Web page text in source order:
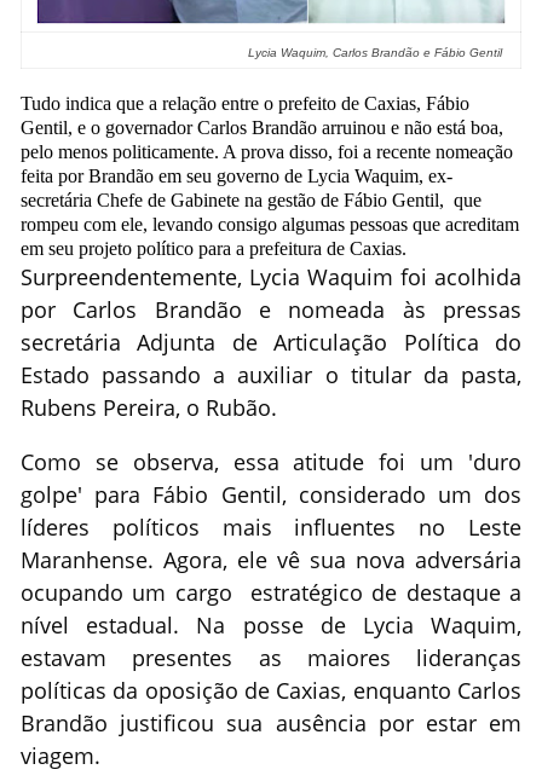
Lycia Waquim, Carlos Brandão e Fábio Gentil
Tudo indica que a relação entre o prefeito de Caxias, Fábio
Gentil, e o governador Carlos Brandão arruinou e não está boa,
pelo menos politicamente. A prova disso, foi a recente nomeação
feita por Brandão em seu governo de Lycia Waquim, ex-
secretária Chefe de Gabinete na gestão de Fábio Gentil, que
rompeu com ele, levando consigo algumas pessoas que acreditam
em seu projeto político para a prefeitura de Caxias.
Surpreendentemente, Lycia Waquim foi acolhida
por Carlos Brandão e nomeada às pressas
secretária Adjunta de Articulação Política do
Estado passando a auxiliar o titular da pasta,
Rubens Pereira, o Rubão.
Como se observa, essa atitude foi um 'duro
golpe' para Fábio Gentil, considerado um dos
líderes políticos mais influentes no Leste
Maranhense. Agora, ele vê sua nova adversária
ocupando um cargo estratégico de destaque a
nível estadual. Na posse de Lycia Waquim,
estavam presentes as maiores lideranças
políticas da oposição de Caxias, enquanto Carlos
Brandão justificou sua ausência por estar em
viagem.